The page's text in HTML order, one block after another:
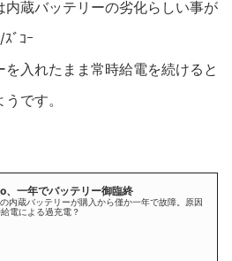
蔵バッテリーの劣化らしい事が
ﾞｺｰ
入れたまま常時給電を続けると
です。
、一年でバッテリー御臨終
内蔵バッテリーが購入から僅か一年で故障。原因
電による過充電？